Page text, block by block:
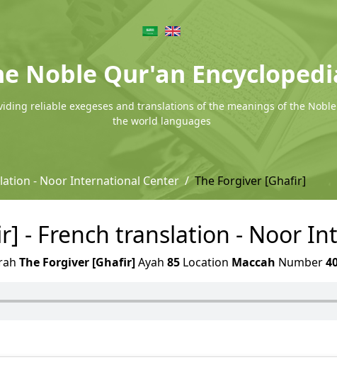
Noble Qur'an
reliable exegeses and translations of the meanings of the
the world languages
- Noor International Center The Forgiver [Ghafir]
- French translation - Noor
The Forgiver [Ghafir]Ayah 85 Location Maccah Number